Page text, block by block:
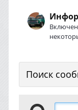
Поиск